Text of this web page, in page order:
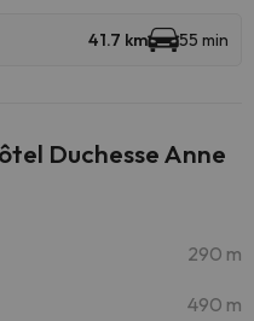
41.7 km 55 min
Duchesse Anne
290 m
490 m